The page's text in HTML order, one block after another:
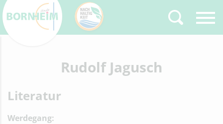
Type 2 or more
characters for results.
Rudolf Jagusch
Literatur
Werdegang: